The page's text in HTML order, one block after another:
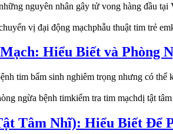
nguyên nhân gây tử vong hàng đầu
vị đại động mạchphẫu thuật tim trẻ em
Hiểu Biết và Phòng
tim bẩm sinh nghiêm trọng nhưng có thể
ngừa bệnh timkiểm tra tim mạchdị tật
Tâm Nhĩ): Hiểu Biết Để